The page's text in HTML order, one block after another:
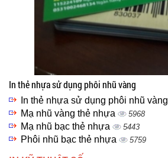
In thẻ nhựa sử dụng phôi nhũ vàng
In thẻ nhựa sử dụng phôi nhũ vàng
Mạ nhũ vàng thẻ nhựa 5968
Mạ nhũ bạc thẻ nhựa 5443
Phôi nhũ bạc thẻ nhựa 5759